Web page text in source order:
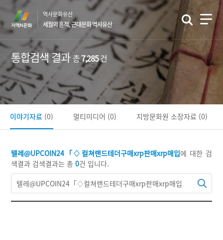
문
바
로
기
역사문화유산
세월의 흔적, 근대문화 역사유산
통합검색 결과총7,285건
텔레@UPCOIN24「♢컬쳐랜드테더구매xrp판매xrp매입에 대한 검
색결과 검색결과는 총0건 입니다.
이야기자료 (0) 멀티미디어 (0) 지방문화원 소장자료 (0)